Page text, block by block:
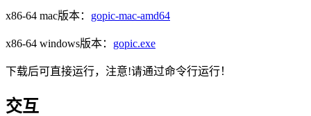
x86-64 mac版本： gopic-mac-amd64
x86-64 windows版本： gopic.exe
下载后可直接运行，注意!请通过命令行运行！
交互